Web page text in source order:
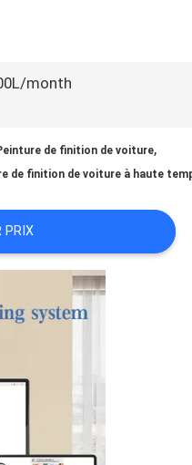
month
de finition de voiture,
de finition de voiture à haute
PRIX